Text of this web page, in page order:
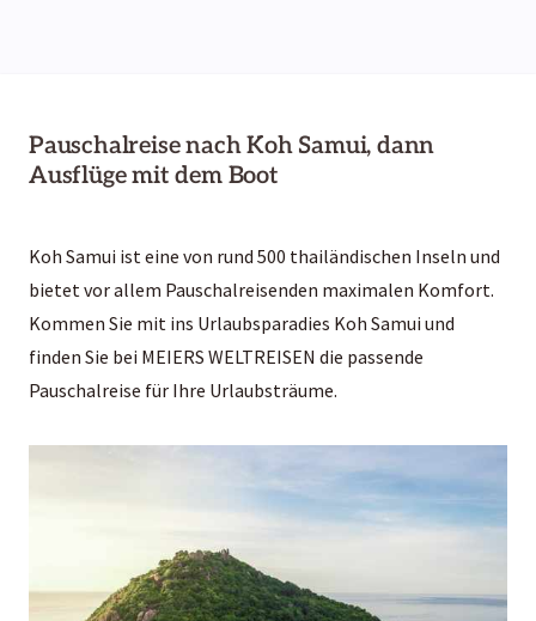
Pauschalreise nach Koh Samui, dann
Ausflüge mit dem Boot
Koh Samui ist eine von rund 500 thailändischen Inseln und
bietet vor allem Pauschalreisenden maximalen Komfort.
Kommen Sie mit ins Urlaubsparadies Koh Samui und
finden Sie bei MEIERS WELTREISEN die passende
Pauschalreise für Ihre Urlaubsträume.